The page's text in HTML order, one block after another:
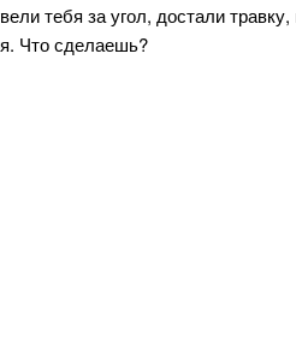
тебя за угол, достали травку,
Что сделаешь?